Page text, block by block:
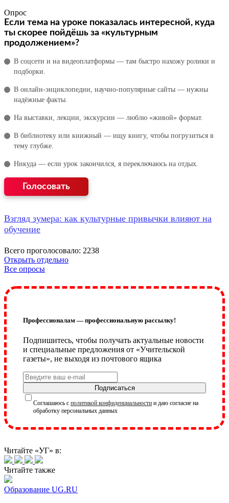
Опрос
Если тема на уроке показалась интересной, куда
ты скорее пойдёшь за «культурным
продолжением»?
В соцсети и на видеоплатформы — там быстро нахожу ролики и
подборки.
В онлайн‑энциклопедии, научно‑популярные сайты — нужны
надёжные факты.
На выставки, лекции, экскурсии — люблю «живой» формат.
В библиотеку или книжный — ищу книгу, чтобы погрузиться в
тему глубже.
Никуда — если урок закончился, я переключаюсь на отдых.
Взгляд зумера: как культурные привычки влияют на
обучение
Всего проголосовало: 2238
Открыть отдельно
Все опросы
Профессионалам — профессиональную рассылку!
Подпишитесь, чтобы получать актуальные новости
и специальные предложения от «Учительской
газеты», не выходя из почтового ящика
Подписаться
Соглашаюсь с политикой конфиденциальности и даю согласие на
обработку персональных данных
Читайте «УГ» в:
Читайте также
Образование UG.RU